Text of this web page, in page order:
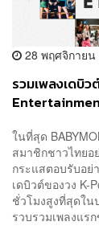
28 พฤศจิกายน
รวมเพลงเดบิว
ในที่สุด
สมาชิกชาวไทยอ
กระแสตอบรับอย่
เดบิวต์ของวง K-
ชั่วโมงสูงที่สุดใน
รวบรวมเพลงแร